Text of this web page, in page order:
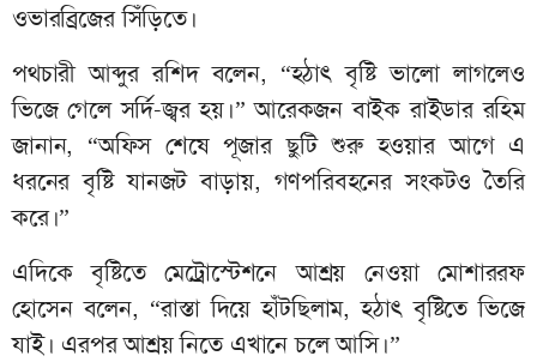
ওভারব্রিজের সিঁড়িতে।
পথচারী আব্দুর রশিদ বলেন, “হঠাৎ বৃষ্টি ভালো লাগলেও
ভিজে গেলে সর্দি-জ্বর হয়।” আরেকজন বাইক রাইডার রহিম
জানান, “অফিস শেষে পূজার ছুটি শুরু হওয়ার আগে এ
ধরনের বৃষ্টি যানজট বাড়ায়, গণপরিবহনের সংকটও তৈরি
করে।”
এদিকে বৃষ্টিতে মেট্রোস্টেশনে আশ্রয় নেওয়া মোশাররফ
হোসেন বলেন, “রাস্তা দিয়ে হাঁটছিলাম, হঠাৎ বৃষ্টিতে ভিজে
যাই। এরপর আশ্রয় নিতে এখানে চলে আসি।”